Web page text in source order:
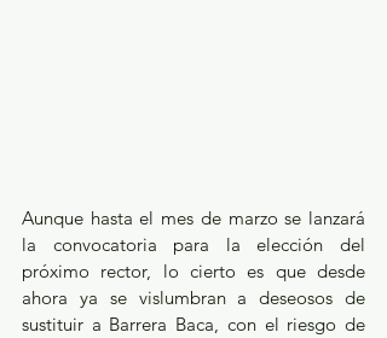
Aunque hasta el mes de marzo se lanzará
la convocatoria para la elección del
próximo rector, lo cierto es que desde
ahora ya se vislumbran a deseosos de
sustituir a Barrera Baca, con el riesgo de